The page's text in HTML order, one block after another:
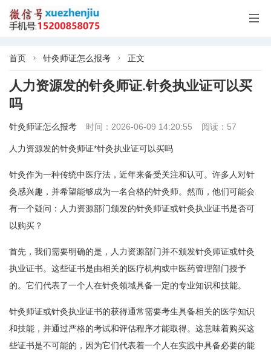

首页  针灸师证怎么报考  正文
人力资源发的针灸师证.针灸执业证可以买
吗
针灸师证怎么报考 时间：2026-06-09 14:20:55 阅读：57
人力资源发的针灸师证*针灸执业证可以买吗
针灸作为一种传统中医疗法，近年来备受关注和认可。许多人对针
灸感兴趣，并希望能够成为一名合格的针灸师。然而，他们可能会
有一个疑问：人力资源部门颁发的针灸师证或针灸执业证书是否可
以购买？
首先，我们需要明确的是，人力资源部门并不颁发针灸师证或针灸
执业证书。这些证书是由相关的医疗机构或中医药管理部门授予
的。它们代表了一个人在针灸领域具备一定的专业知识和技能。
针灸师证或针灸执业证书的获得通常需要考生具备相关的医学知识
和技能，并通过严格的考试和评估程序才能取得。这意味着购买这
些证书是不可能的，因为它们代表着一个人在实践中具备必要的能